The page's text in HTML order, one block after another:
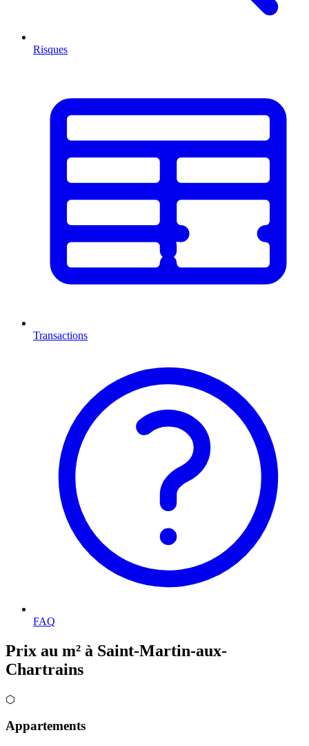
Risques
Transactions
FAQ
Prix au m² à Saint-Martin-aux-
Chartrains
⬡
Appartements